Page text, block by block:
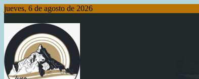
Saltar
contenido
jueves, 6 de agosto de 2026